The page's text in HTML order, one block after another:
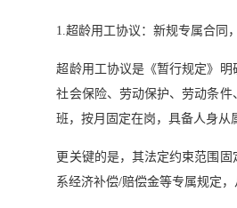
1.超龄用工协议：新规专属合同
超龄用工协议是《暂行规定》
社会保险、劳动保护、劳动条
班，按月固定在岗，具备人身
更关键的是，其法定约束范围
系经济补偿/赔偿金等专属规定